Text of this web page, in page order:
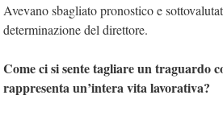
Avevano sbagliato pronostico e
determinazione del direttore.
Come ci si sente tagliare un traguardo
rappresenta un’intera vita lavorativa?